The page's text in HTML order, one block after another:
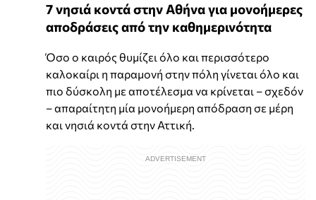
7 νησιά κοντά στην Αθήνα για μονοήμερες
αποδράσεις από την καθημερινότητα
Όσο ο καιρός θυμίζει όλο και περισσότερο
καλοκαίρι η παραμονή στην πόλη γίνεται όλο και
πιο δύσκολη με αποτέλεσμα να κρίνεται – σχεδόν
– απαραίτητη μία μονοήμερη απόδραση σε μέρη
και νησιά κοντά στην Αττική.